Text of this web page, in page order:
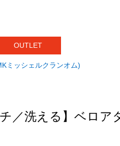
OUTLET
ミッシェルクランオム)
／洗える】ベロア